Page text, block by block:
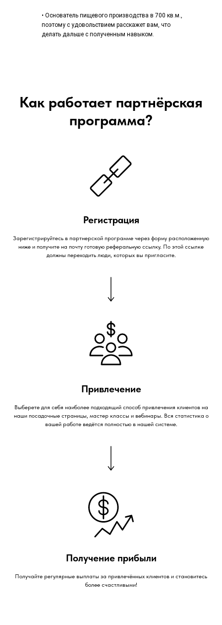
• Основатель пищевого производства в 700 кв.м.,
поэтому с удовольствием расскажет вам, что
делать дальше с полученным навыком.
Как работает партнёрская
программа?
Регистрация
Зарегистрируйтесь в партнерской программе через форму расположенную
ниже и получите на почту готовую реферальную ссылку. По этой ссылке
должны переходить люди, которых вы пригласите.
Привлечение
Выберете для себя наиболее подходящий способ привлечения клиентов на
наши посадочные страницы, мастер классы и вебинары. Вся статистика о
вашей работе ведётся полностью в нашей системе.
Получение прибыли
Получайте регулярные выплаты за привлечённых клиентов и становитесь
более счастливыми!